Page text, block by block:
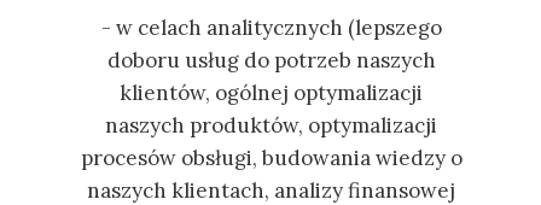
- w celach analitycznych (lepszego
doboru usług do potrzeb naszych
klientów, ogólnej optymalizacji
naszych produktów, optymalizacji
procesów obsługi, budowania wiedzy o
naszych klientach, analizy finansowej